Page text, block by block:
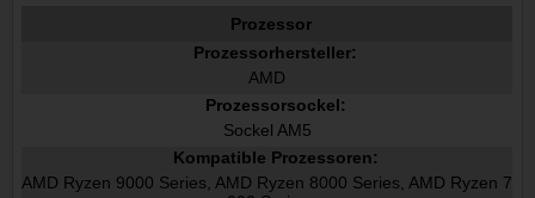
Prozessor
Prozessorhersteller:
AMD
Prozessorsockel:
Sockel AM5
Kompatible Prozessoren:
AMD Ryzen 9000 Series, AMD Ryzen 8000 Series, AMD Ryzen 7